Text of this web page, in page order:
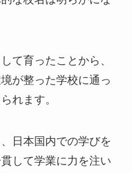
て育ったことから、
が整った学校に通っ
れます。
日本国内での学びを
して学業に力を注い